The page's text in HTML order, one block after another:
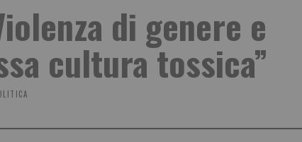
di genere e
cultura tossica”